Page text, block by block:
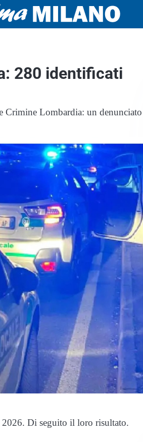
280 identificati
Crimine Lombardia: un denunciato
Di seguito il loro risultato.